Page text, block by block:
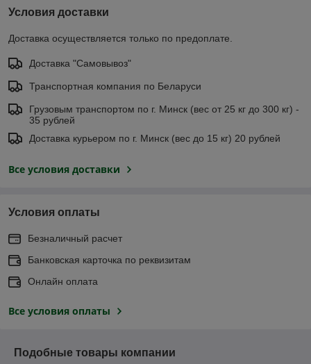
Условия доставки
Доставка осуществляется только по предоплате.
Доставка "Самовывоз"
Транспортная компания по Беларуси
Грузовым транспортом по г. Минск (вес от 25 кг до 300 кг) -
35 рублей
Доставка курьером по г. Минск (вес до 15 кг) 20 рублей
Все условия доставки
Условия оплаты
Безналичный расчет
Банковская карточка по реквизитам
Онлайн оплата
Все условия оплаты
Подобные товары компании